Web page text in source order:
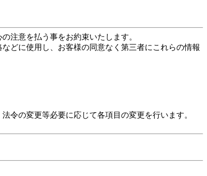
注意を払う事をお約束いたします。
どに使用し、お客様の同意なく第三者にこれらの情報
令の変更等必要に応じて各項目の変更を行います。